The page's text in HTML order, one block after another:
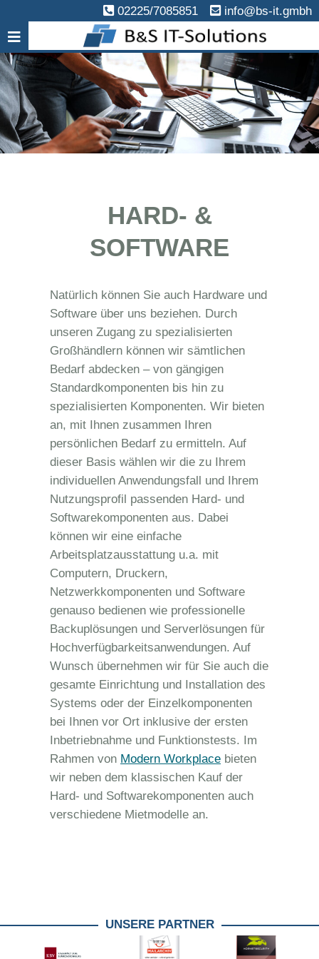
HARD- &
SOFTWARE
Natürlich können Sie auch Hardware und
Software über uns beziehen. Durch
unseren Zugang zu spezialisierten
Großhändlern können wir sämtlichen
Bedarf abdecken – von gängigen
Standardkomponenten bis hin zu
spezialisierten Komponenten. Wir bieten
an, mit Ihnen zusammen Ihren
persönlichen Bedarf zu ermitteln. Auf
dieser Basis wählen wir die zu Ihrem
individuellen Anwendungsfall und Ihrem
Nutzungsprofil passenden Hard- und
Softwarekomponenten aus. Dabei
können wir eine einfache
Arbeitsplatzausstattung u.a. mit
Computern, Druckern,
Netzwerkkomponenten und Software
genauso bedienen wie professionelle
Backuplösungen und Serverlösungen für
Hochverfügbarkeitsanwendungen. Auf
Wunsch übernehmen wir für Sie auch die
gesamte Einrichtung und Installation des
Systems oder der Einzelkomponenten
bei Ihnen vor Ort inklusive der ersten
Inbetriebnahme und Funktionstests. Im
Rahmen von Modern Workplace bieten
wir neben dem klassischen Kauf der
Hard- und Softwarekomponenten auch
verschiedene Mietmodelle an.
UNSERE PARTNER
02225/7085851 info@bs-it.gmbh